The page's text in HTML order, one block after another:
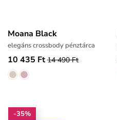
Moana Black
elegáns crossbody pénztárca
10 435 Ft 14 490 Ft
-35%